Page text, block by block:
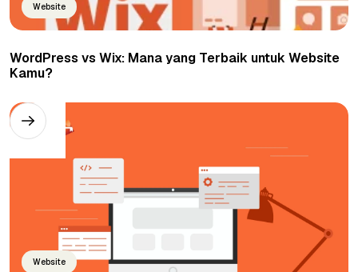
Website
WordPress vs Wix: Mana yang Terbaik untuk Website
Kamu?
Website